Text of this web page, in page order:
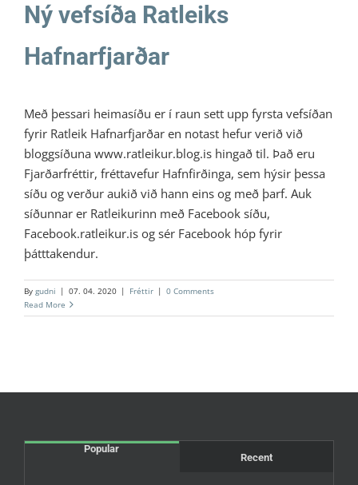
Ný vefsíða Ratleiks
Hafnarfjarðar
Með þessari heimasíðu er í raun sett upp fyrsta vefsíðan
fyrir Ratleik Hafnarfjarðar en notast hefur verið við
bloggsíðuna www.ratleikur.blog.is hingað til. Það eru
Fjarðarfréttir, fréttavefur Hafnfirðinga, sem hýsir þessa
síðu og verður aukið við hann eins og með þarf. Auk
síðunnar er Ratleikurinn með Facebook síðu,
Facebook.ratleikur.is og sér Facebook hóp fyrir
þátttakendur.
By gudni | 07. 04. 2020 | Fréttir | 0 Comments
Read More
Popular
Recent